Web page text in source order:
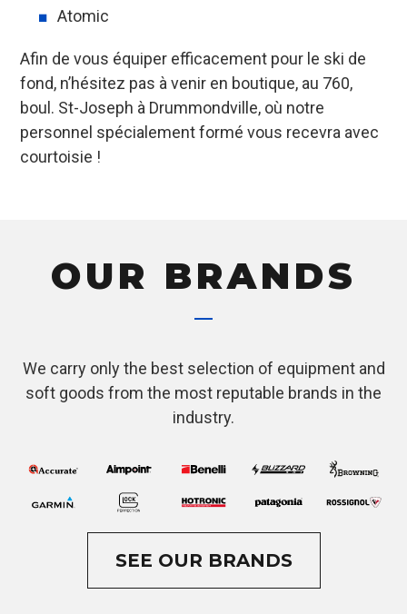
Atomic
Afin de vous équiper efficacement pour le ski de
fond, n’hésitez pas à venir en boutique, au 760,
boul. St-Joseph à Drummondville, où notre
personnel spécialement formé vous recevra avec
courtoisie !
OUR BRANDS
We carry only the best selection of equipment and
soft goods from the most reputable brands in the
industry.
SEE OUR BRANDS